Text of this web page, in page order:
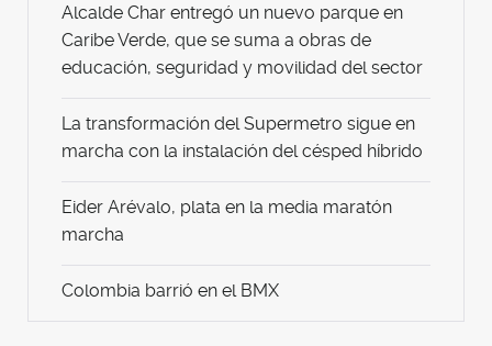
Alcalde Char entregó un nuevo parque en
Caribe Verde, que se suma a obras de
educación, seguridad y movilidad del sector
La transformación del Supermetro sigue en
marcha con la instalación del césped híbrido
Eider Arévalo, plata en la media maratón
marcha
Colombia barrió en el BMX